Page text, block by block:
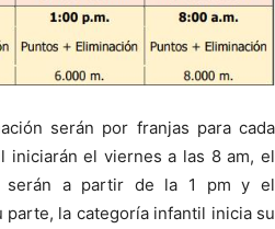
serán por franjas para cada
iniciarán el viernes a las 8 am, el
serán a partir de la 1 pm y el
parte, la categoría infantil inicia su